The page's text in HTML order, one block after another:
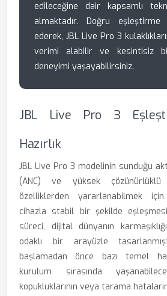
edileceğine dair kapsamlı
almaktadır. Doğru eşleştirme
ederek, JBL Live Pro 3
verimi alabilir ve kesintisiz
deneyimi yaşayabilirsiniz.
JBL Live Pro 3
Hazırlık
JBL Live Pro 3 modelinin sunduğu
(ANC) ve yüksek
özelliklerden yararlanabilmek için
cihazla stabil bir şekilde
süreci, dijital dünyanın
odaklı bir arayüzle
başlamadan önce bazı temel
kurulum sırasında
kopukluklarının veya tarama